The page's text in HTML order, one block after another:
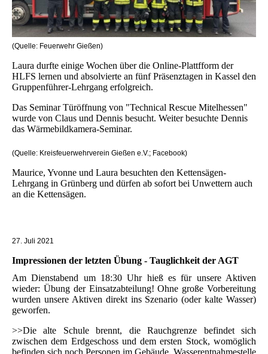
(Quelle: Feuerwehr Gießen)
Laura durfte einige Wochen über die Online-Plattfform der
HLFS lernen und absolvierte an fünf Präsenztagen in Kassel den
Gruppenführer-Lehrgang erfolgreich.
Das Seminar Türöffnung von "Technical Rescue Mitelhessen"
wurde von Claus und Dennis besucht. Weiter besuchte Dennis
das Wärmebildkamera-Seminar.
(Quelle: Kreisfeuerwehrverein Gießen e.V.; Facebook)
Maurice, Yvonne und Laura besuchten den Kettensägen-
Lehrgang in Grünberg und dürfen ab sofort bei Unwettern auch
an die Kettensägen.
27. Juli 2021
Impressionen der letzten Übung - Tauglichkeit der AGT
Am Dienstabend um 18:30 Uhr hieß es für unsere Aktiven
wieder: Übung der Einsatzabteilung! Ohne große Vorbereitung
wurden unsere Aktiven direkt ins Szenario (oder kalte Wasser)
geworfen.
>>Die alte Schule brennt, die Rauchgrenze befindet sich
zwischen dem Erdgeschoss und dem ersten Stock, womöglich
befinden sich noch Personen im Gebäude. Wasserentnahmestelle